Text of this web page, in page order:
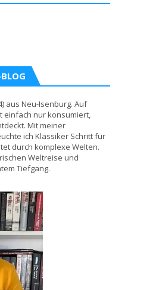
aus Neu-Isenburg. Auf
einfach nur konsumiert,
Mit meiner
ich Klassiker Schritt für
durch komplexe Welten.
Weltreise und
Tiefgang.